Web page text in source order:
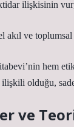
ilişkisinin
akıl ve
hem
olduğu,
ve